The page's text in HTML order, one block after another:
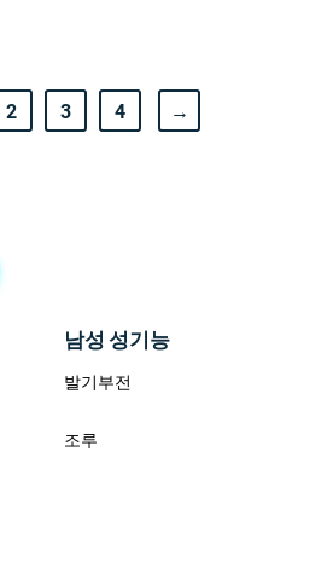
2 3 4 →
남성 성기능
발기부전
조루